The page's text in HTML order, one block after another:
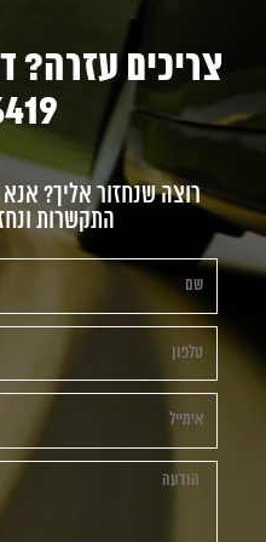
רוצה שנחזור אליך?
התקשרות